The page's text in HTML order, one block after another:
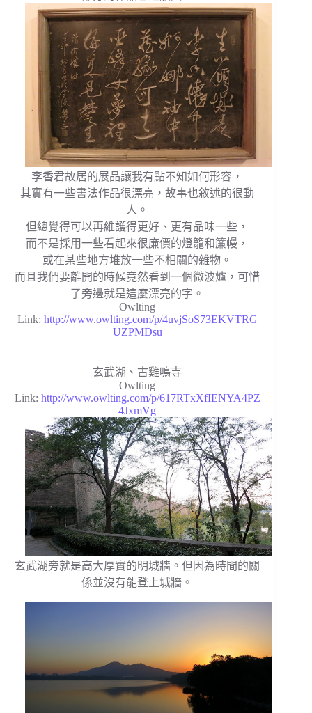
李香君故居的展品讓我有點不知如何形容，
其實有一些書法作品很漂亮，故事也敘述的很動
人。
但總覺得可以再維護得更好、更有品味一些，
而不是採用一些看起來很廉價的燈籠和簾幔，
或在某些地方堆放一些不相關的雜物。
而且我們要離開的時候竟然看到一個微波爐，可惜
了旁邊就是這麼漂亮的字。
Owlting
Link: http://www.owlting.com/p/4uvjSoS73EKVTRG
UZPMDsu
玄武湖、古雞鳴寺
Owlting
Link: http://www.owlting.com/p/617RTxXfIENYA4PZ
4JxmVg
玄武湖旁就是高大厚實的明城牆。但因為時間的關
係並沒有能登上城牆。